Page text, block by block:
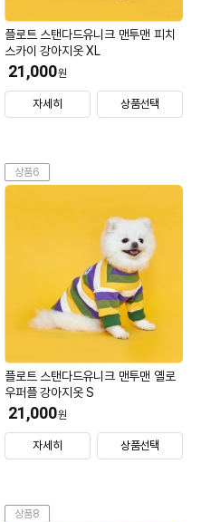
플로트 스탠다드유니크 맨투맨 피치
스카이 강아지옷 XL
21,000원
자세히 상품선택
상품6
플로트 스탠다드유니크 맨투맨 옐로
우퍼플 강아지옷 S
21,000원
자세히 상품선택
상품8